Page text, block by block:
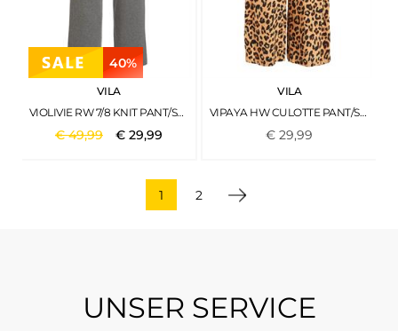
40%
VILA
VIOLIVIE RW 7/8 KNIT PANT/SU MEDIUM GREY MELANGE
€49,99 € 29,99
VILA
VIPAYA HW CULOTTE PANT/SU BUTTERUM
€29,99
1 2
UNSER SERVICE